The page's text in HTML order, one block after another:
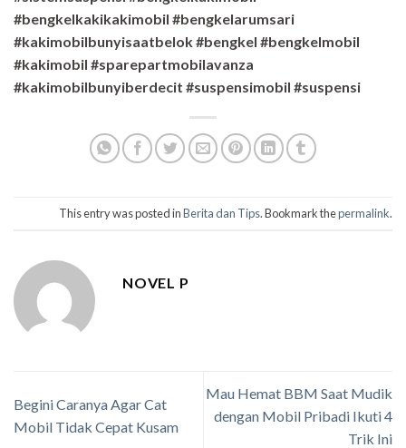
#bengkelkakikakimobil #bengkelarumsari
#kakimobilbunyisaatbelok #bengkel #bengkelmobil
#kakimobil #sparepartmobilavanza
#kakimobilbunyiberdecit #suspensimobil #suspensi
This entry was posted inBerita dan Tips. Bookmark thepermalink.
NOVEL P
Begini Caranya Agar Cat
Mobil Tidak Cepat Kusam
Mau Hemat BBM Saat Mudik
dengan Mobil Pribadi Ikuti 4
Trik Ini